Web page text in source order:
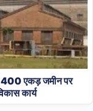
400 एकड़ जमीन पर
कार्य